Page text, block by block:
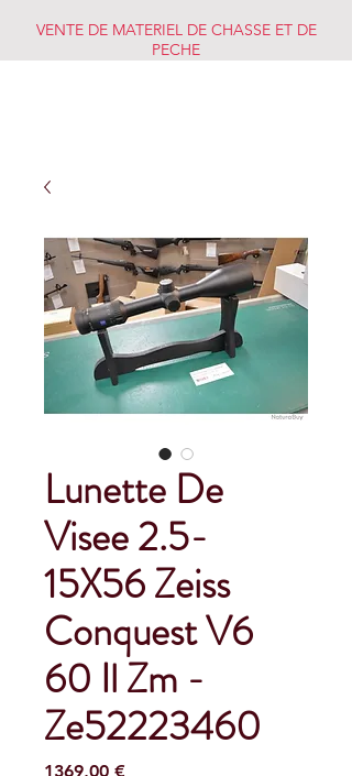
VENTE DE MATERIEL DE CHASSE ET DE
PECHE
Lunette De
Visee 2.5-
15X56 Zeiss
Conquest V6
60 Il Zm -
Ze52223460
1369,00 €Prezzo